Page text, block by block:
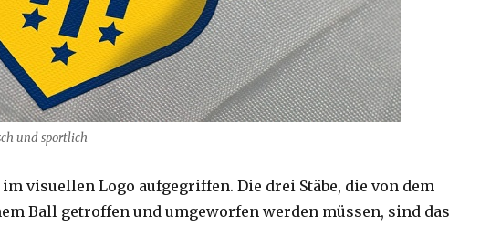
und sportlich
visuellen Logo aufgegriffen. Die drei Stäbe, die von dem
Ball getroffen und umgeworfen werden müssen, sind das